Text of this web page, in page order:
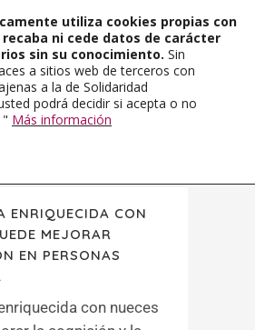
ENRIQUECIDA CON
MEJORAR
EN PERSONAS
con nueces
utiliza cookies propias con
ni cede datos de carácter
sin su conocimiento. Sin
a sitios web de terceros con
a la de Solidaridad
podrá decidir si acepta o no
Más información